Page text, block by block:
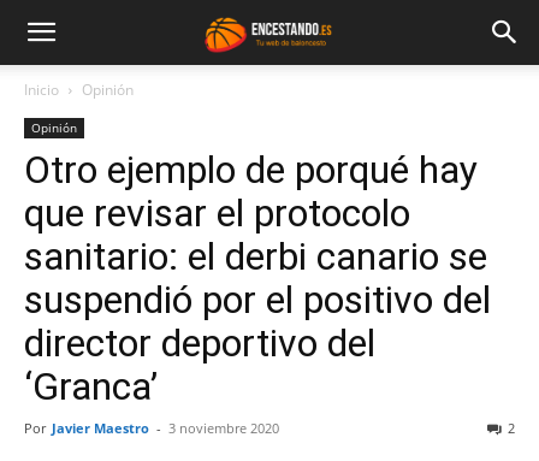
Inicio Opinión
Opinión
Otro ejemplo de porqué hay
que revisar el protocolo
sanitario: el derbi canario se
suspendió por el positivo del
director deportivo del
‘Granca’
Por Javier Maestro - 3 noviembre 2020 2